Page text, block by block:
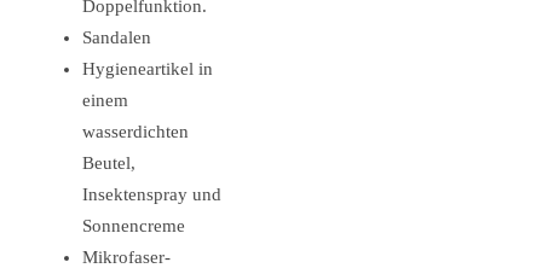
Doppelfunktion.
Sandalen
Hygieneartikel in
einem
wasserdichten
Beutel,
Insektenspray und
Sonnencreme
Mikrofaser-